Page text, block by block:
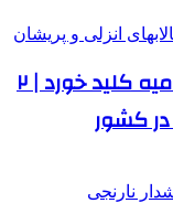
بارورسازی ابرها برای احیای دریاچه ارومیه کلید خورد | ۲
در کشور